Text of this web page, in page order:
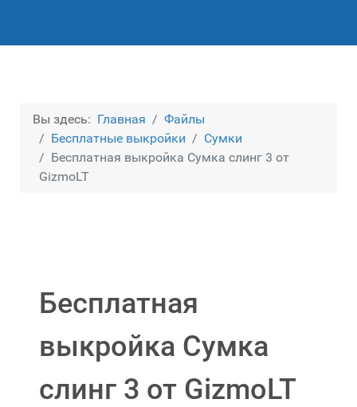
Вы здесь: Главная
Файлы
Бесплатные выкройки
Сумки
Бесплатная выкройка Сумка слинг 3 от
GizmoLT
Бесплатная
выкройка Сумка
слинг 3 от GizmoLT